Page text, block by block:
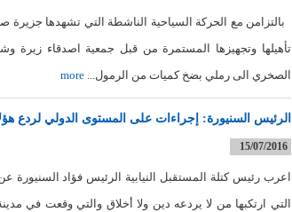
بالتزامن مع الحركة السياحية الناشطة التي تشهدها جزيرة
تأهيلها وتجهيزها المستمرة من قبل جمعية اصدقاء
الصخري الى رملي بضخ كميات من الرمول...more
الرئيس السنيورة: إجراءات على المستوى الدولي لردع
15/07/2016
اعرب رئيس كتلة المستقبل النيابية الرئيس فؤاد السنيورة
التي ارتكبها من لا يردعه دين ولا أخلاق والتي وقعت في